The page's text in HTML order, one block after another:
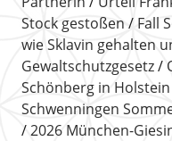
Stock gestoßen
Fall
wie Sklavin gehalten
Gewaltschutzgesetz
Schönberg in
Schwenningen
2026 München-